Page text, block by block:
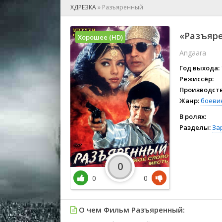
🕺 Мюзикл
👨‍💻
🎤 Ток-
🧙‍♀️
🏅
ХДРЕЗКА» Разъяренный
Angaara
Год выхода:
Режиссёр:
Жанр:
В ролях:
Разделы:
Хорошее (HD)
0
0
0
О чем Фильм Разъяренный: